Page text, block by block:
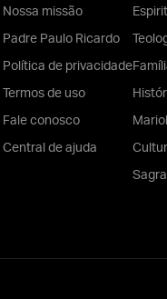
Nossa missão
Padre Paulo Ricardo
Política de privacidade
Termos de uso
Fale conosco
Central de ajuda